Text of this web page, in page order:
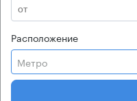
Расположение
Метро